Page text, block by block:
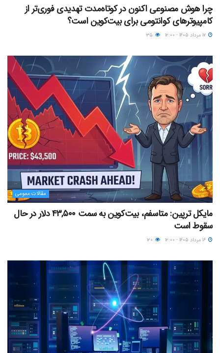
چرا هوش مصنوعی اکنون در کوتاه‌مدت تهدیدی فوری‌تر از
کامپیوترهای کوانتومی برای بیت‌کوین است؟
مقالات عمومی
مایکل ترپین: متاسفم، بیت‌کوین به سمت ۴۳,۵۰۰ دلار در حال
سقوط است